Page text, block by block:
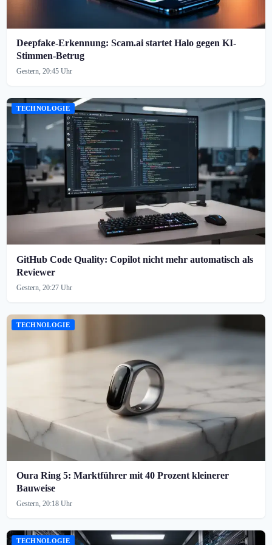
Deepfake-Erkennung: Scam.ai startet Halo gegen KI-
Stimmen-Betrug
Gestern, 20:45 Uhr
TECHNOLOGIE
GitHub Code Quality: Copilot nicht mehr automatisch als
Reviewer
Gestern, 20:27 Uhr
TECHNOLOGIE
Oura Ring 5: Marktführer mit 40 Prozent kleinerer
Bauweise
Gestern, 20:18 Uhr
TECHNOLOGIE